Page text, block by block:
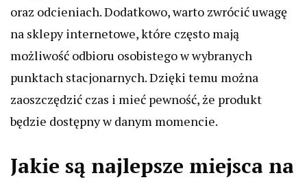
oraz odcieniach. Dodatkowo, warto zwrócić uwagę
na sklepy internetowe, które często mają
możliwość odbioru osobistego w wybranych
punktach stacjonarnych. Dzięki temu można
zaoszczędzić czas i mieć pewność, że produkt
będzie dostępny w danym momencie.
Jakie są najlepsze miejsca na